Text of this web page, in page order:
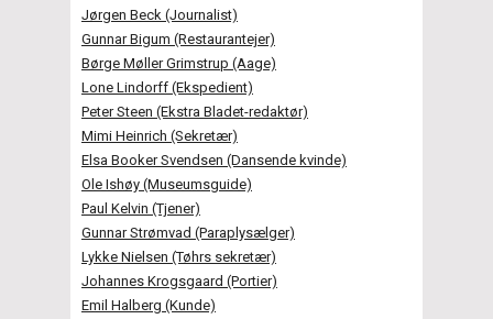
Jørgen Beck (Journalist)
Gunnar Bigum (Restaurantejer)
Børge Møller Grimstrup (Aage)
Lone Lindorff (Ekspedient)
Peter Steen (Ekstra Bladet-redaktør)
Mimi Heinrich (Sekretær)
Elsa Booker Svendsen (Dansende kvinde)
Ole Ishøy (Museumsguide)
Paul Kelvin (Tjener)
Gunnar Strømvad (Paraplysælger)
Lykke Nielsen (Tøhrs sekretær)
Johannes Krogsgaard (Portier)
Emil Halberg (Kunde)